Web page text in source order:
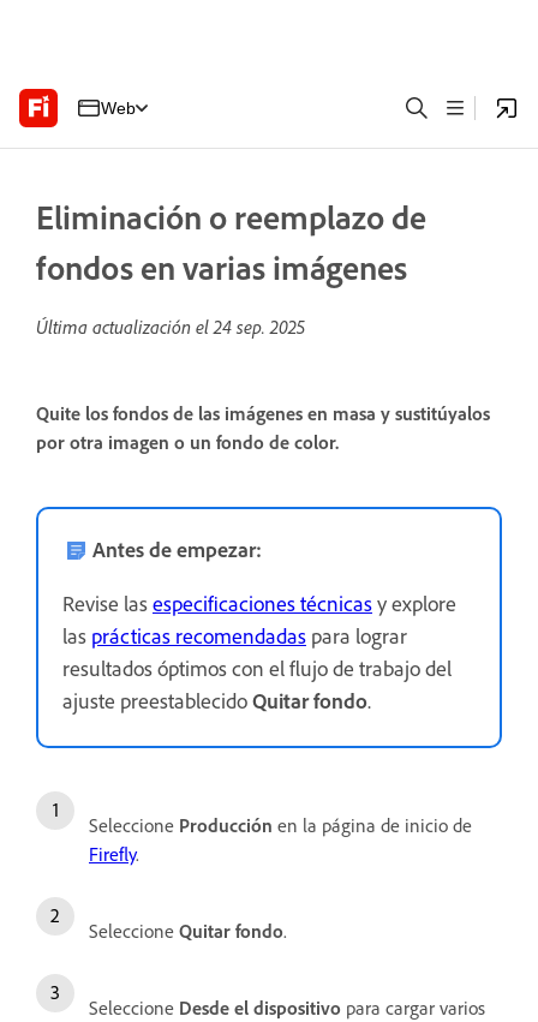
Web
Eliminación o reemplazo de
fondos en varias imágenes
Última actualización el24 sep. 2025
Quite los fondos de las imágenes en masa y sustitúyalos
por otra imagen o un fondo de color.
Antes de empezar:
Revise lasespecificaciones técnicasy explore
las prácticas recomendadas para lograr
resultados óptimos con el flujo de trabajo del
ajuste preestablecidoQuitar fondo.
Seleccione Producción en la página de inicio de
Firefly.
Seleccione Quitar fondo.
Seleccione Desde el dispositivo para cargar varios